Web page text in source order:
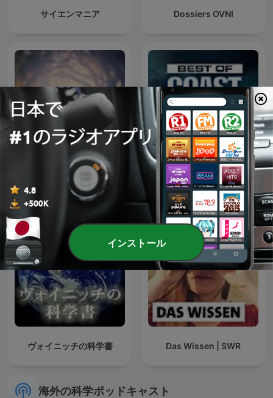
サイエンマニア Dossiers OVNI
心理学ニュース
The Best of Coast to Coast
AM
ヴォイニッチの科学書 Das Wissen | SWR
海外の科学ポッドキャスト
インストール